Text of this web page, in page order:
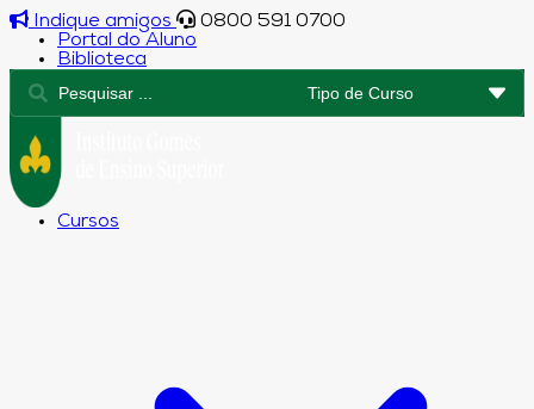
Indique amigos
0800 591 0700
Portal do Aluno
Biblioteca
Cursos